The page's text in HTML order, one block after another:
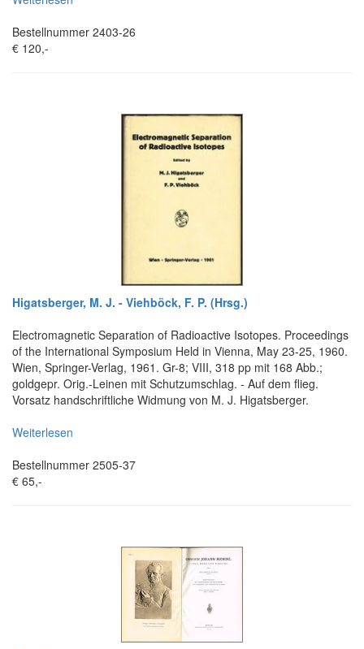
Bestellnummer 2403-26
€ 120,-
Higatsberger, M. J. - Viehböck, F. P. (Hrsg.)
Electromagnetic Separation of Radioactive Isotopes. Proceedings
of the International Symposium Held in Vienna, May 23-25, 1960.
Wien, Springer-Verlag, 1961. Gr-8; VIII, 318 pp mit 168 Abb.;
goldgepr. Orig.-Leinen mit Schutzumschlag. - Auf dem flieg.
Vorsatz handschriftliche Widmung von M. J. Higatsberger.
Weiterlesen
Bestellnummer 2505-37
€ 65,-